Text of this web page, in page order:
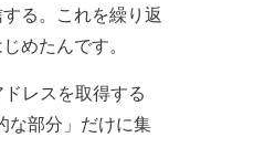
る。これを繰り返
めたんです。
レスを取得する
な部分」だけに集